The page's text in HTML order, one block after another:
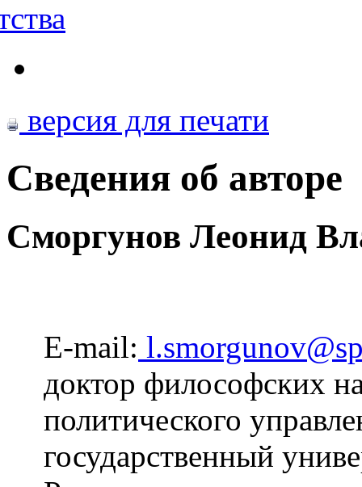
версия для печати
Сведения об авторе
Сморгунов Леонид
E-mail:
доктор философских
политического
государственный